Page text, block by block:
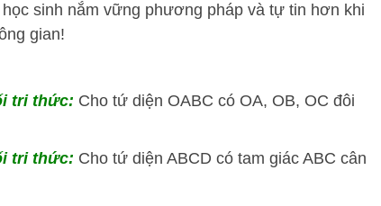
sinh nắm vững phương pháp và tự tin hơn khi
gian!
tri thức: Cho tứ diện OABC có OA, OB, OC đôi
tri thức: Cho tứ diện ABCD có tam giác ABC cân